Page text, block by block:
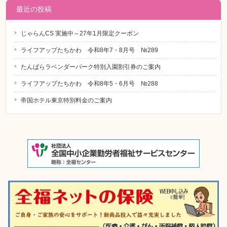
最近の投稿
じゃらんCS 実施中～27年1月限定クーポン
ライフアップたちかわ 令和8年7・8月号 №289
たんばらラベンダーパーク特別入園割引券のご案内
ライフアップたちかわ 令和8年5・6月号 №288
帝国ホテル東京特別料金のご案内